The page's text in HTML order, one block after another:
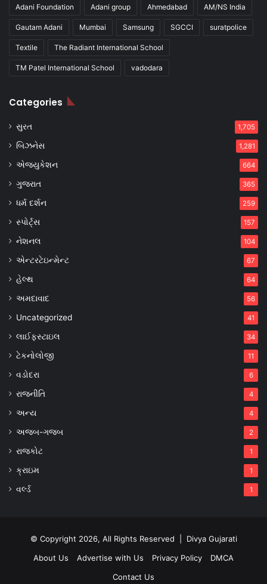
Adani Foundation Adani group Ahmedabad AM/NS India
Gautam Adani Mumbai Samsung SGCCI suratpolice
Textile The Radiant International School
TM Patel International School vadodara
Categories
સુરત 1,705
બિઝનેસ 1,281
એજ્યુકેશન 664
ગુજરાત 365
ધર્મ દર્શન 259
સ્પોર્ટ્સ 157
નેશનલ 104
એન્ટરટેઇન્મેન્ટ 67
હેલ્થ 64
અમદાવાદ 56
Uncategorized 41
લાઈફસ્ટાઇલ 34
ટેકનોલોજી 11
વડોદરા 6
રાજનીતિ 4
અન્ય 4
અજબ-ગજબ 2
રાજકોટ 1
ક્રાઇમ 1
વર્લ્ડ 1
© Copyright 2026, All Rights Reserved | Divya Gujarati
About Us
Advertise with Us Privacy Policy
DMCA
Contact Us